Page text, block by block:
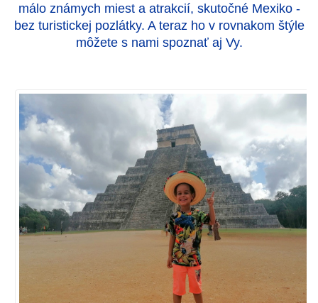
málo známych miest a atrakcií, skutočné Mexiko -
bez turistickej pozlátky. A teraz ho v rovnakom štýle
môžete s nami spoznať aj Vy.